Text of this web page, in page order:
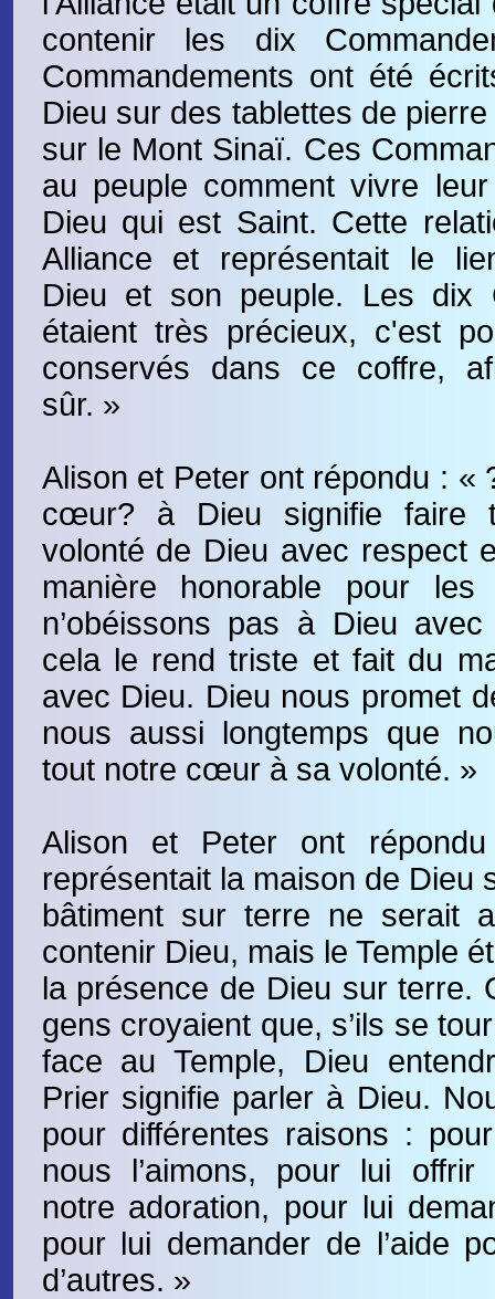
contenir les dix
Commandements ont été
Dieu sur des tablettes de
sur le Mont Sinaï. Ces
au peuple comment vivre
Dieu qui est Saint. Cette
Alliance et représentait le
Dieu et son peuple. Les dix
étaient très précieux, c'est
conservés dans ce coffre,
sûr. »
Alison et Peter ont répondu : «
cœur? à Dieu signifie faire
volonté de Dieu avec respect
manière honorable pour
n’obéissons pas à Dieu
cela le rend triste et fait du
avec Dieu. Dieu nous promet
nous aussi longtemps que
tout notre cœur à sa volonté. »
Alison et Peter ont
représentait la maison de Dieu
bâtiment sur terre ne serait
contenir Dieu, mais le Temple
la présence de Dieu sur terre.
gens croyaient que, s’ils se
face au Temple, Dieu
Prier signifie parler à Dieu.
pour différentes raisons :
nous l’aimons, pour lui
notre adoration, pour lui
pour lui demander de l’aide
d’autres. »